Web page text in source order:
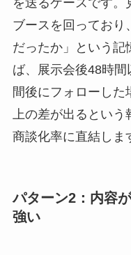
ブースを回っており
だったか」という記
ば、展示会後48時
間後にフォローした
上の差が出るとい
商談化率に直結しま
パターン2：内容
強い